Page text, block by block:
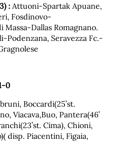
: Attuoni-Spartak Apuane,
Fosdinovo-
Dallas Romagnano.
Seravezza Fc.-
0
Boccardi(25’st.
Viacava,Buo, Pantera(46’
Cima), Chioni,
disp. Piacentini, Figaia,